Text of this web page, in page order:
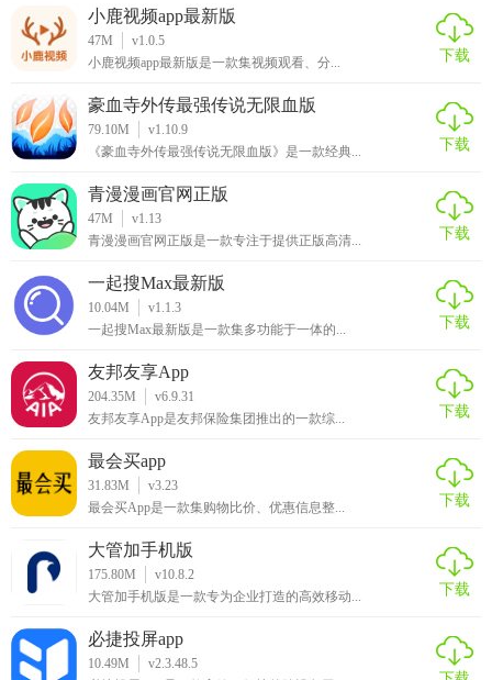
小鹿视频app最新版
47M
v1.0.5
小鹿视频app最新版是一款集视频观看、分...
下载
豪血寺外传最强传说无限血版
79.10M
v1.10.9
《豪血寺外传最强传说无限血版》是一款经典...
下载
青漫漫画官网正版
47M
v1.13
青漫漫画官网正版是一款专注于提供正版高清...
下载
一起搜Max最新版
10.04M
v1.1.3
一起搜Max最新版是一款集多功能于一体的...
下载
友邦友享App
204.35M
v6.9.31
友邦友享App是友邦保险集团推出的一款综...
下载
最会买app
31.83M
v3.23
最会买App是一款集购物比价、优惠信息整...
下载
大管加手机版
175.80M
v10.8.2
大管加手机版是一款专为企业打造的高效移动...
下载
必捷投屏app
10.49M
v2.3.48.5